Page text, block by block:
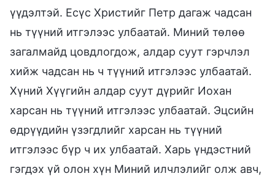
үүдэлтэй. Есүс Христийг Петр дагаж чадсан
нь түүний итгэлээс улбаатай. Миний төлөө
загалмайд цовдлогдож, алдар суут гэрчлэл
хийж чадсан нь ч түүний итгэлээс улбаатай.
Хүний Хүүгийн алдар суут дүрийг Иохан
харсан нь түүний итгэлээс улбаатай. Эцсийн
өдрүүдийн үзэгдлийг харсан нь түүний
итгэлээс бүр ч их улбаатай. Харь үндэстний
гэгдэх үй олон хүн Миний илчлэлийг олж авч,